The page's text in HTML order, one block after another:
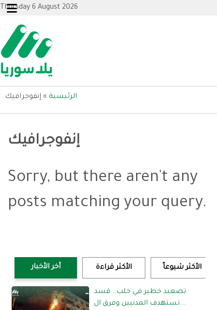
Thursday 6 August 2026
الرئيسية » إنفوجرافيك
إنفوجرافيك
Sorry, but there aren't any
posts matching your query.
أخر الأخبار الأكثر قراءة الأكثر شيوعاً
تصعيد خطير في حلب.. قسد
تستهدف المدنيين وفرق ال...